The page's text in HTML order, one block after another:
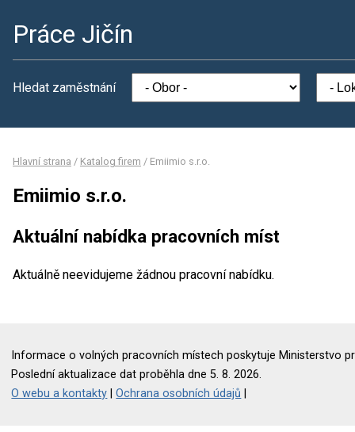
Práce Jičín
Hledat zaměstnání
Hlavní strana / Katalog firem / Emiimio s.r.o.
Emiimio s.r.o.
Aktuální nabídka pracovních míst
Aktuálně neevidujeme žádnou pracovní nabídku.
Informace o volných pracovních místech poskytuje Ministerstvo
Poslední aktualizace dat proběhla dne 5. 8. 2026.
O webu a kontakty |Ochrana osobních údajů